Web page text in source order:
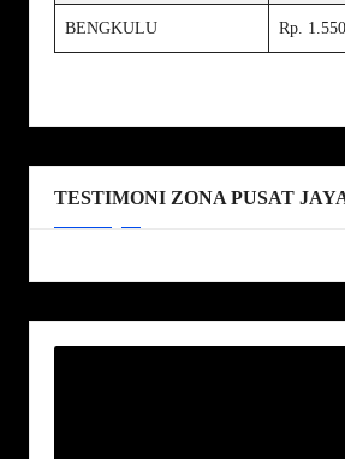
BENGKULU Rp.
TESTIMONI ZONA PUSAT